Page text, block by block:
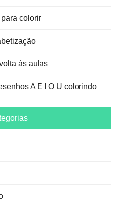
colorir
às aulas
A E I O U colorindo